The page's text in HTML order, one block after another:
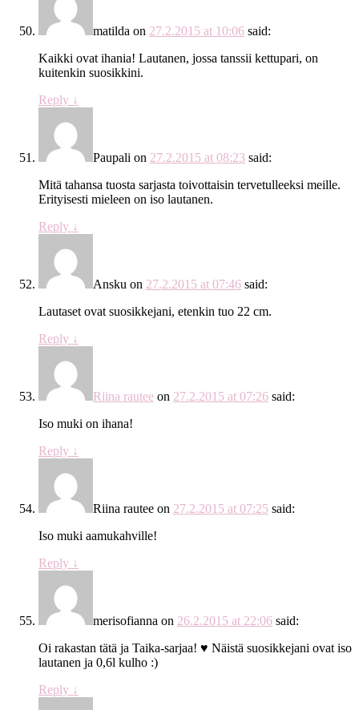
matilda on 27.2.2015 at 10:06 said:
Kaikki ovat ihania! Lautanen, jossa tanssii kettupari, on
kuitenkin suosikkini.
Reply ↓
Paupali on 27.2.2015 at 08:23 said:
Mitä tahansa tuosta sarjasta toivottaisin tervetulleeksi meille.
Erityisesti mieleen on iso lautanen.
Reply ↓
Ansku on 27.2.2015 at 07:46 said:
Lautaset ovat suosikkejani, etenkin tuo 22 cm.
Reply ↓
Riina rautee on 27.2.2015 at 07:26 said:
Iso muki on ihana!
Reply ↓
Riina rautee on 27.2.2015 at 07:25 said:
Iso muki aamukahville!
Reply ↓
merisofianna on 26.2.2015 at 22:06 said:
Oi rakastan tätä ja Taika-sarjaa! ♥ Näistä suosikkejani ovat iso
lautanen ja 0,6l kulho :)
Reply ↓